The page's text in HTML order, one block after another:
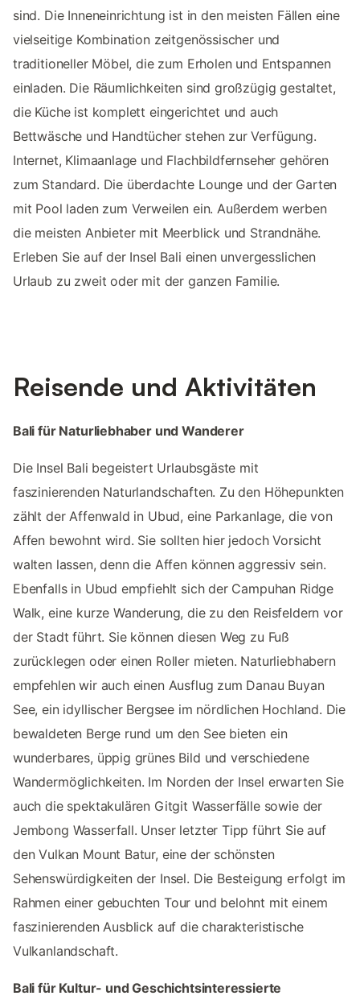
sind. Die Inneneinrichtung ist in den meisten Fällen eine
vielseitige Kombination zeitgenössischer und
traditioneller Möbel, die zum Erholen und Entspannen
einladen. Die Räumlichkeiten sind großzügig gestaltet,
die Küche ist komplett eingerichtet und auch
Bettwäsche und Handtücher stehen zur Verfügung.
Internet, Klimaanlage und Flachbildfernseher gehören
zum Standard. Die überdachte Lounge und der Garten
mit Pool laden zum Verweilen ein. Außerdem werben
die meisten Anbieter mit Meerblick und Strandnähe.
Erleben Sie auf der Insel Bali einen unvergesslichen
Urlaub zu zweit oder mit der ganzen Familie.
Reisende und Aktivitäten
Bali für Naturliebhaber und Wanderer
Die Insel Bali begeistert Urlaubsgäste mit
faszinierenden Naturlandschaften. Zu den Höhepunkten
zählt der Affenwald in Ubud, eine Parkanlage, die von
Affen bewohnt wird. Sie sollten hier jedoch Vorsicht
walten lassen, denn die Affen können aggressiv sein.
Ebenfalls in Ubud empfiehlt sich der Campuhan Ridge
Walk, eine kurze Wanderung, die zu den Reisfeldern vor
der Stadt führt. Sie können diesen Weg zu Fuß
zurücklegen oder einen Roller mieten. Naturliebhabern
empfehlen wir auch einen Ausflug zum Danau Buyan
See, ein idyllischer Bergsee im nördlichen Hochland. Die
bewaldeten Berge rund um den See bieten ein
wunderbares, üppig grünes Bild und verschiedene
Wandermöglichkeiten. Im Norden der Insel erwarten Sie
auch die spektakulären Gitgit Wasserfälle sowie der
Jembong Wasserfall. Unser letzter Tipp führt Sie auf
den Vulkan Mount Batur, eine der schönsten
Sehenswürdigkeiten der Insel. Die Besteigung erfolgt im
Rahmen einer gebuchten Tour und belohnt mit einem
faszinierenden Ausblick auf die charakteristische
Vulkanlandschaft.
Bali für Kultur- und Geschichtsinteressierte